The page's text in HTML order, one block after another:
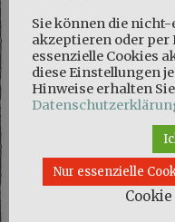
Sie können die nicht-
akzeptieren oder per
essenzielle Cookies
diese Einstellungen
Hinweise erhalten
Nur essenzielle